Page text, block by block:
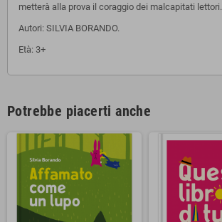
metterà alla prova il coraggio dei malcapitati lettori.
Autori: SILVIA BORANDO.
Età: 3+
Potrebbe piacerti anche